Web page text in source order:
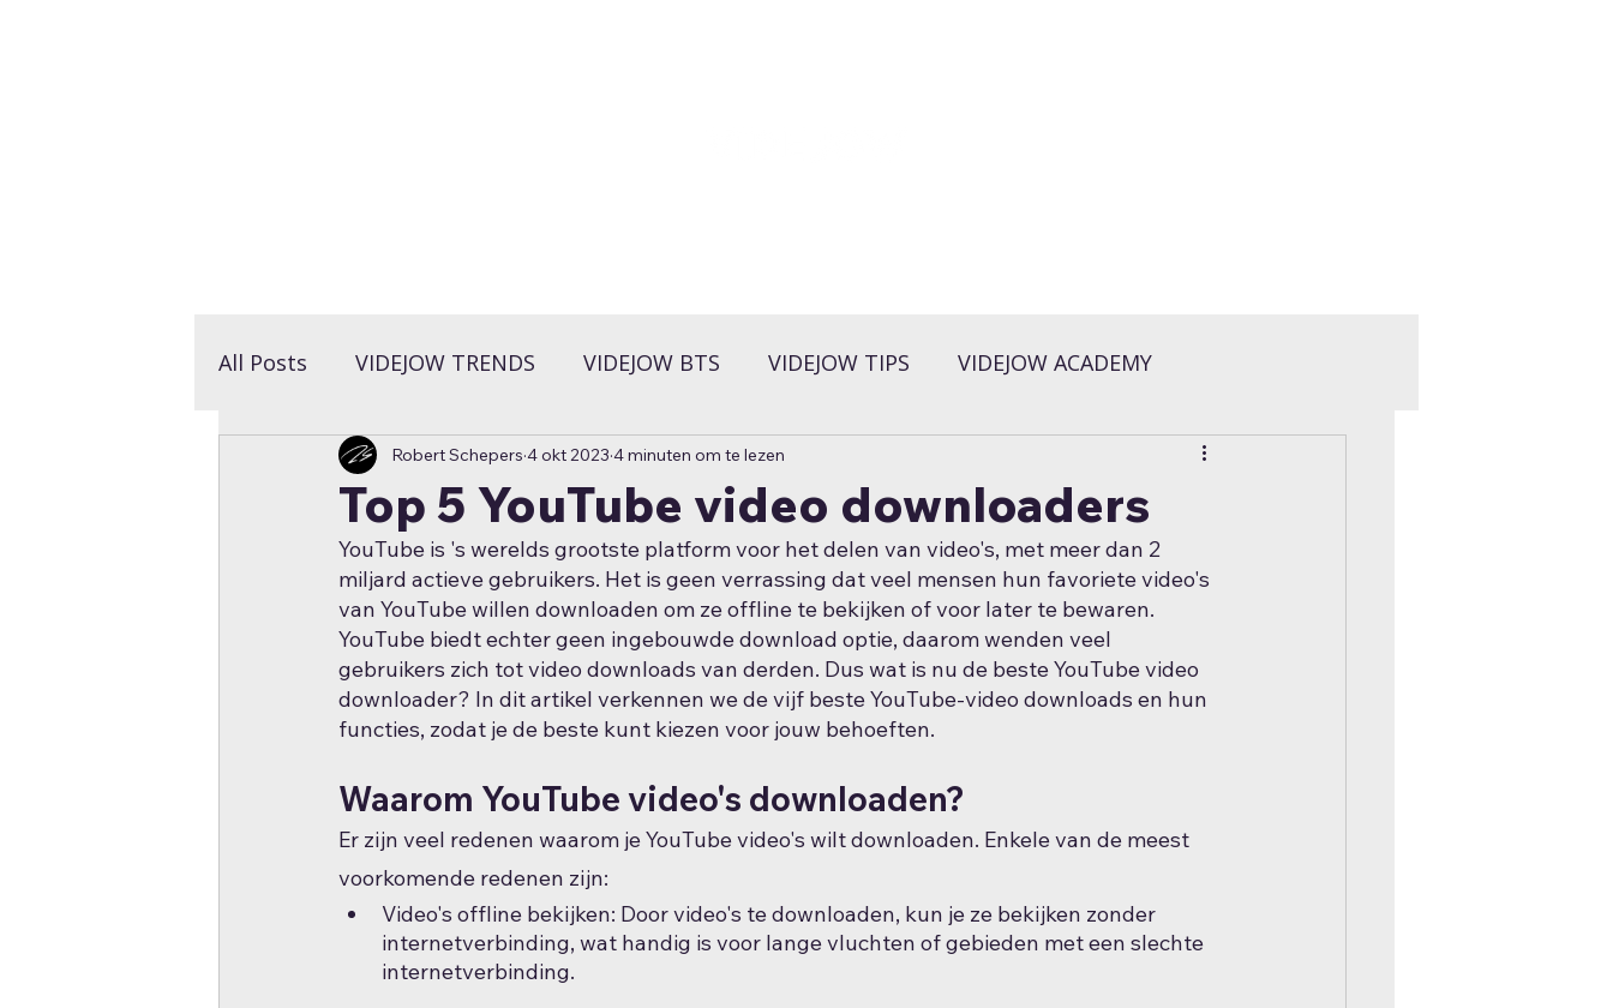
All Posts VIDEJOW TRENDS VIDEJOW BTS VIDEJOW TIPS VIDEJOW ACADEMY
VIDEJOW INSPIRATIE
Top 5 YouTube video downloaders
Robert Schepers 4 okt 2023 4 minuten om te lezen
YouTube is 's werelds grootste platform voor het delen van video's, met meer dan 2
miljard actieve gebruikers. Het is geen verrassing dat veel mensen hun favoriete video's
van YouTube willen downloaden om ze offline te bekijken of voor later te bewaren.
YouTube biedt echter geen ingebouwde download optie, daarom wenden veel
gebruikers zich tot video downloads van derden. Dus wat is nu de beste YouTube video
downloader? In dit artikel verkennen we de vijf beste YouTube-video downloads en hun
functies, zodat je de beste kunt kiezen voor jouw behoeften.
Waarom YouTube video's downloaden?
Er zijn veel redenen waarom je YouTube video's wilt downloaden. Enkele van de meest
voorkomende redenen zijn:
Video's offline bekijken: Door video's te downloaden, kun je ze bekijken zonder
internetverbinding, wat handig is voor lange vluchten of gebieden met een slechte
internetverbinding.